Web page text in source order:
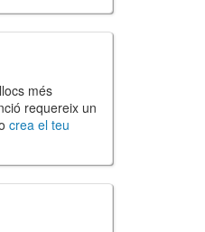
més
requereix un
crea el teu